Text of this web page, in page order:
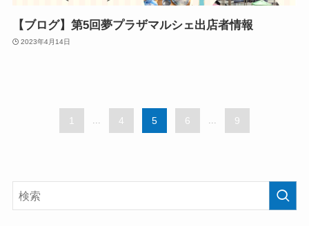
【ブログ】第5回夢プラザマルシェ出店者情報
2023年4月14日
1 4 5 6 9